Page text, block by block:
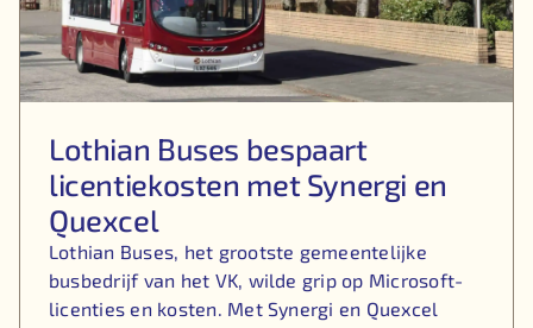
Lothian Buses bespaart
licentiekosten met Synergi en
Quexcel
Lothian Buses, het grootste gemeentelijke
busbedrijf van het VK, wilde grip op Microsoft-
licenties en kosten. Met Synergi en Quexcel